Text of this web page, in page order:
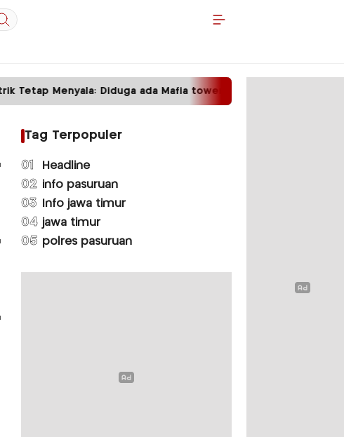
Menyala: Diduga ada Mafia tower
Tag Terpopuler
01 Headline
02 info pasuruan
03 Info jawa timur
04 jawa timur
05 polres pasuruan